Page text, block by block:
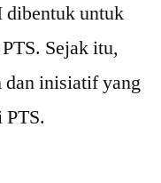
dibentuk untuk
Sejak itu,
dan inisiatif yang